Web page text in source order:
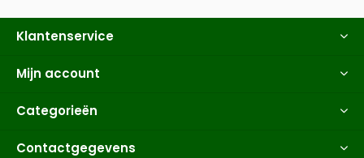
Klantenservice
Mijn account
Categorieën
Contactgegevens